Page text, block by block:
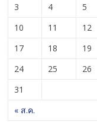
« ส.ค.
3
4 5
10
11 12
17
18 19
24
25 26
31